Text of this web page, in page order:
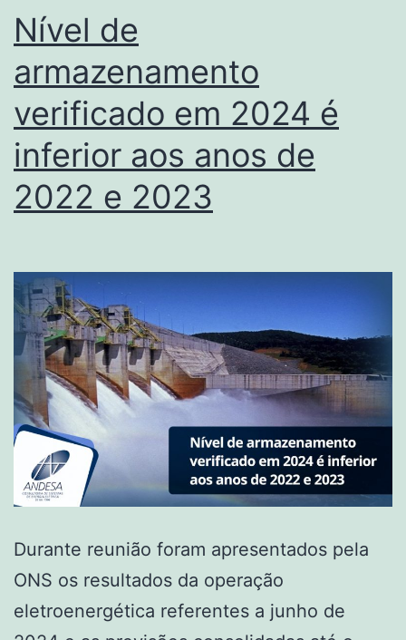
Nível de
armazenamento
verificado em 2024 é
inferior aos anos de
2022 e 2023
Durante reunião foram apresentados pela
ONS os resultados da operação
eletroenergética referentes a junho de